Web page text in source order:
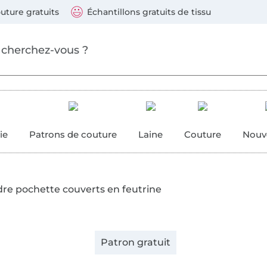
gratuits Échantillons gratuits de tissu
Patrons de couture Laine Couture
pochette couverts en feutrine
Patron gratuit
suivants : Visa, Mastercard, Carte bleue, PayPal,